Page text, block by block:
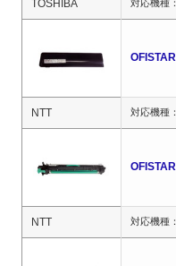
TOSHIBA 対応機種
NTT 対応機種
NTT 対応機種